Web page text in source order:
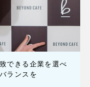
できる企業を選べ
ランスを